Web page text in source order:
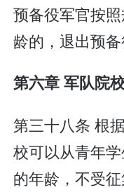
预备役军官按
龄的，退出预备
第六章 军队院
第三十八条 根
校可以从青年
的年龄，不受征